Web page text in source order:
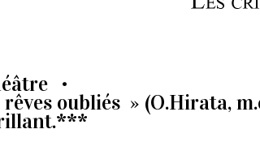
•
rêves oubliés » (O.Hirata,